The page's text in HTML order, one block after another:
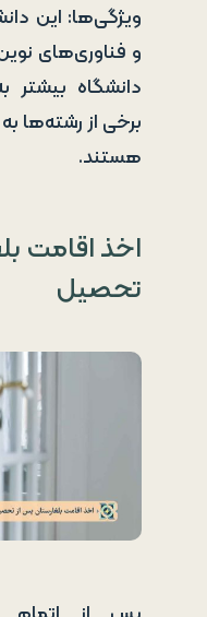
ویژگی‌ها: این
و فناوری‌های
دانشگاه بیشتر
برخی از رشته‌ها
هستند.
اخذ اقامت
تحصیل